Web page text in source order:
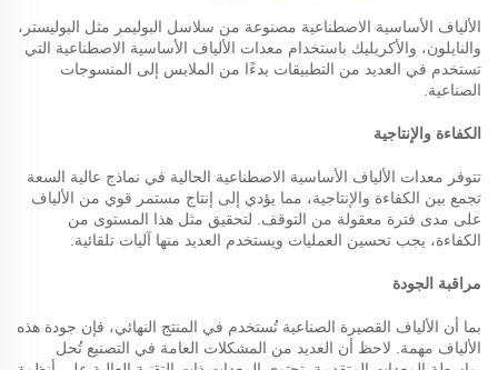
الألياف الأساسية الاصطناعية مصنوعة من سلاسل البوليمر مثل البوليستر،
والنايلون، والأكريليك باستخدام معدات الألياف الأساسية الاصطناعية التي
تستخدم في العديد من التطبيقات بدءًا من الملابس إلى المنسوجات
الصناعية.
الكفاءة والإنتاجية
تتوفر معدات الألياف الأساسية الاصطناعية الحالية في نماذج عالية السعة
تجمع بين الكفاءة والإنتاجية، مما يؤدي إلى إنتاج مستمر قوي من الألياف
على مدى فترة معقولة من التوقف. لتحقيق مثل هذا المستوى من
الكفاءة، يجب تحسين العمليات ويستخدم العديد منها آليات تلقائية.
مراقبة الجودة
بما أن الألياف القصيرة الصناعية تُستخدم في المنتج النهائي، فإن جودة هذه
الألياف مهمة. لاحظ أن العديد من المشكلات العامة في التصنيع تُحل